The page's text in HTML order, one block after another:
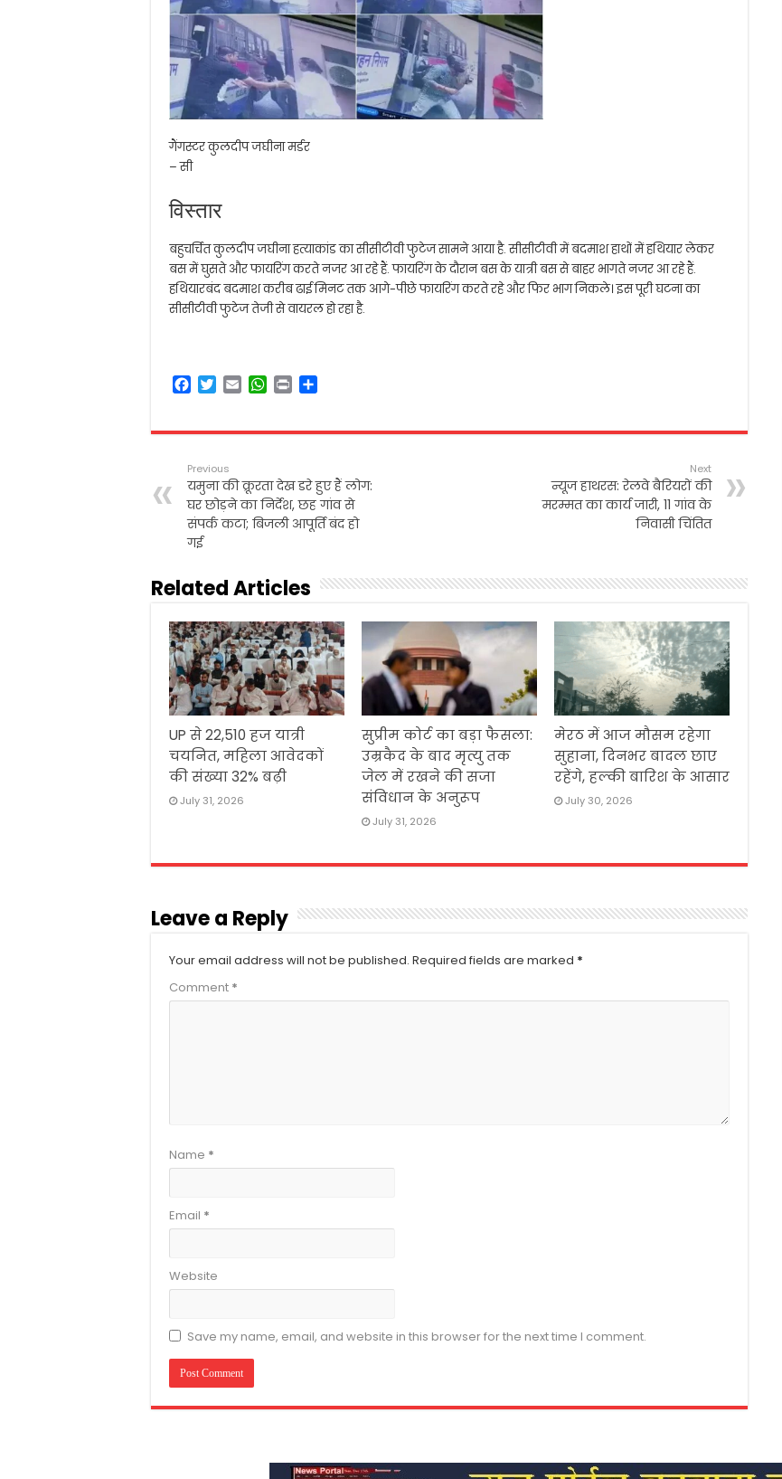
गैंगस्टर कुलदीप जघीना मर्डर
– सी
विस्तार
बहुचर्चित कुलदीप जघीना हत्याकांड का सीसीटीवी फुटेज सामने आया है. सीसीटीवी में बदमाश हाथों में हथियार लेकर
बस में घुसते और फायरिंग करते नजर आ रहे हैं. फायरिंग के दौरान बस के यात्री बस से बाहर भागते नजर आ रहे हैं.
हथियारबंद बदमाश करीब ढाई मिनट तक आगे-पीछे फायरिंग करते रहे और फिर भाग निकले। इस पूरी घटना का
सीसीटीवी फुटेज तेजी से वायरल हो रहा है.
F
e
o
o
k
T
t
e
r
E
i
W
t
p
p
P
n
r
Previous
यमुना की क्रूरता देख डरे हुए हैं लोग:
घर छोड़ने का निर्देश, छह गांव से
संपर्क कटा; बिजली आपूर्ति बंद हो
गई
Next
न्यूज हाथरस: रेलवे बैरियरों की
मरम्मत का कार्य जारी, 11 गांव के
निवासी चिंतित
Related Articles
UP से 22,510 हज यात्री
चयनित, महिला आवेदकों
की संख्या 32% बढ़ी
July 31, 2026
सुप्रीम कोर्ट का बड़ा फैसला:
उम्रकैद के बाद मृत्यु तक
जेल में रखने की सजा
संविधान के अनुरूप
July 31, 2026
मेरठ में आज मौसम रहेगा
सुहाना, दिनभर बादल छाए
रहेंगे, हल्की बारिश के आसार
July 30, 2026
Leave a Reply
Your email address will not be published. Required fields are marked *
Comment *
Name *
Email *
Website
Save my name, email, and website in this browser for the next time I comment.